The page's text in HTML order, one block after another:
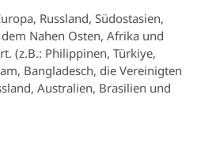
Russland, Südostasien,
Nahen Osten, Afrika und
(z.B.: Philippinen, Türkiye,
Bangladesch, die Vereinigten
Australien, Brasilien und